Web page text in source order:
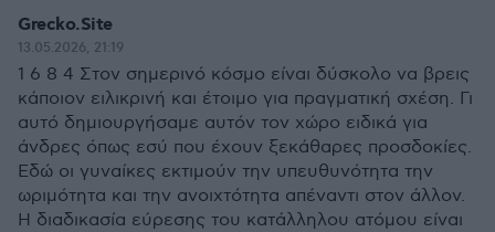
Grecko.Site
13.05.2026, 21:19
1 6 8 4 Στον σημερινό κόσμο είναι δύσκολο να βρεις
κάποιον ειλικρινή και έτοιμο για πραγματική σχέση. Γι
αυτό δημιουργήσαμε αυτόν τον χώρο ειδικά για
άνδρες όπως εσύ που έχουν ξεκάθαρες προσδοκίες.
Εδώ οι γυναίκες εκτιμούν την υπευθυνότητα την
ωριμότητα και την ανοιχτότητα απέναντι στον άλλον.
Η διαδικασία εύρεσης του κατάλληλου ατόμου είναι